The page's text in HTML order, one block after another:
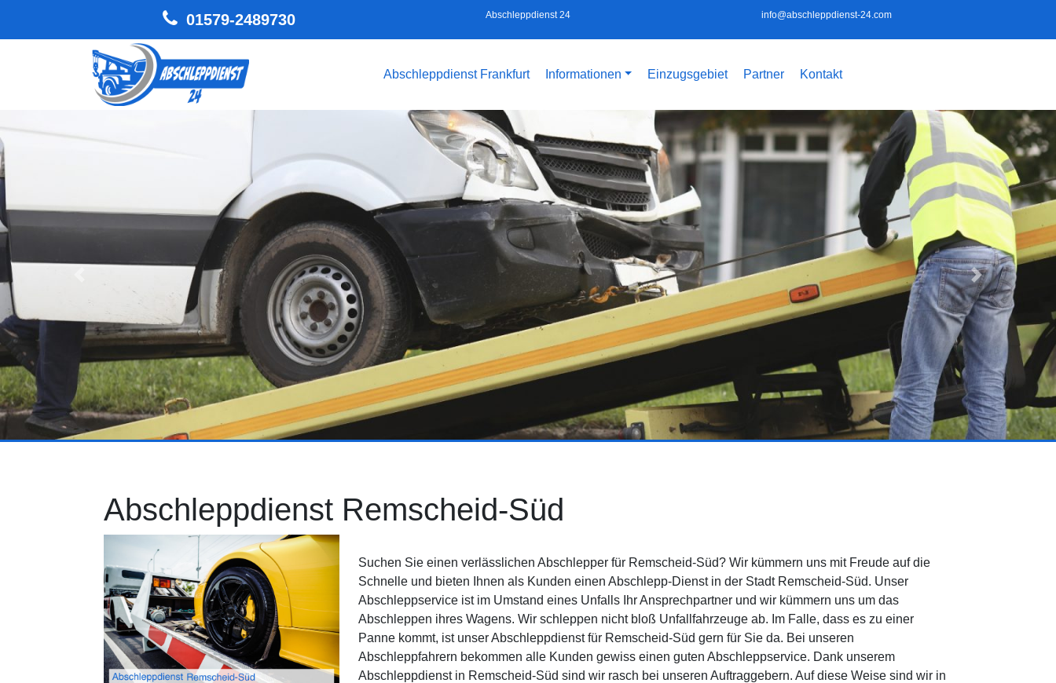
01579-2489730 Abschleppdienst 24 info@abschleppdienst-24.com
Hauptnavigation Abschleppdienst Frankfurt Informationen Einzugsgebiet Partner Kontakt
Zurück Weiter
Abschleppdienst Remscheid-Süd
Suchen Sie einen verlässlichen Abschlepper für Remscheid-Süd? Wir kümmern uns mit Freude auf die
Schnelle und bieten Ihnen als Kunden einen Abschlepp-Dienst in der Stadt Remscheid-Süd. Unser
Abschleppservice ist im Umstand eines Unfalls Ihr Ansprechpartner und wir kümmern uns um das
Abschleppen ihres Wagens. Wir schleppen nicht bloß Unfallfahrzeuge ab. Im Falle, dass es zu einer
Panne kommt, ist unser Abschleppdienst für Remscheid-Süd gern für Sie da. Bei unseren
Abschleppfahrern bekommen alle Kunden gewiss einen guten Abschleppservice. Dank unserem
Abschleppdienst in Remscheid-Süd sind wir rasch bei unseren Auftraggebern. Auf diese Weise sind wir in